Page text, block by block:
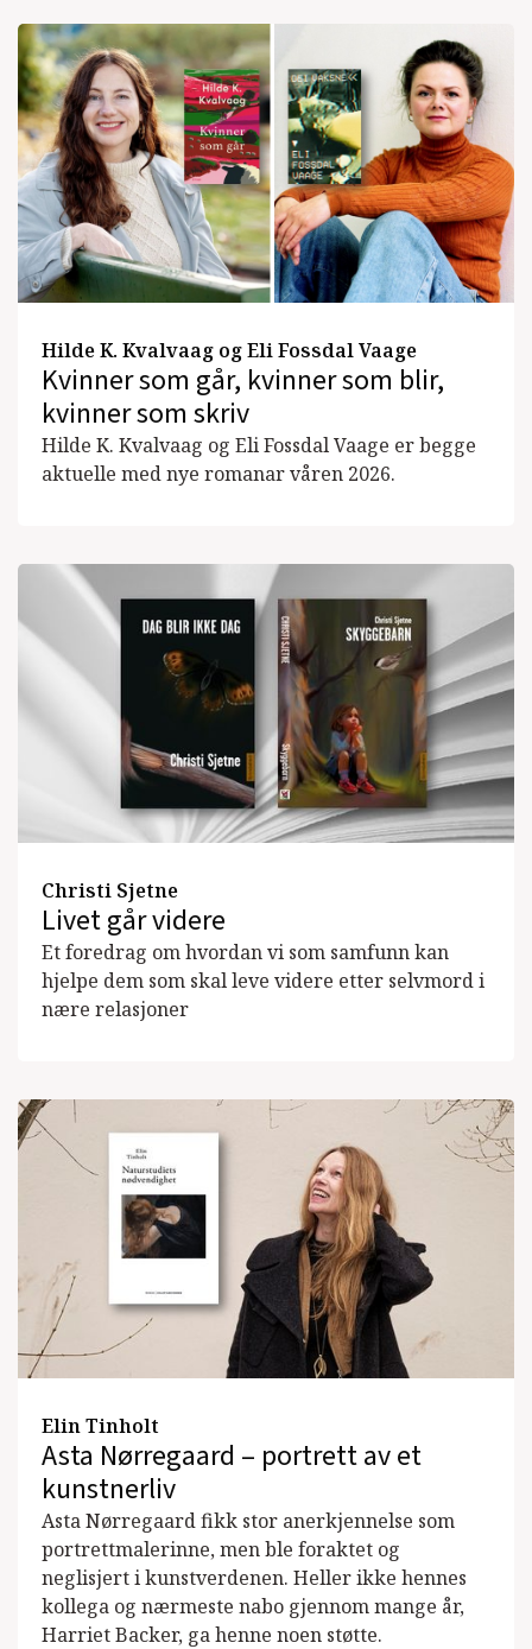
Hilde K. Kvalvaag og Eli Fossdal Vaage
Kvinner som går, kvinner som blir,
kvinner som skriv
Hilde K. Kvalvaag og Eli Fossdal Vaage er begge
aktuelle med nye romanar våren 2026.
Christi Sjetne
Livet går videre
Et foredrag om hvordan vi som samfunn kan
hjelpe dem som skal leve videre etter selvmord i
nære relasjoner
Elin Tinholt
Asta Nørregaard – portrett av et
kunstnerliv
Asta Nørregaard fikk stor anerkjennelse som
portrettmalerinne, men ble foraktet og
neglisjert i kunstverdenen. Heller ikke hennes
kollega og nærmeste nabo gjennom mange år,
Harriet Backer, ga henne noen støtte.